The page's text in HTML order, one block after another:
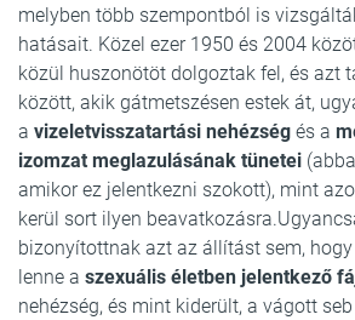
melyben több szempontból is
hatásait. Közel ezer 1950 és 2004
közül huszonötöt dolgoztak fel, és azt
között, akik gátmetszésen estek át,
a vizeletvisszatartási nehézség és a
izomzat meglazulásának tünetei
amikor ez jelentkezni szokott), mint
kerül sort ilyen
bizonyítottnak azt az állítást sem,
lenne a szexuális életben jelentkező
nehézség, és mint kiderült, a vágott